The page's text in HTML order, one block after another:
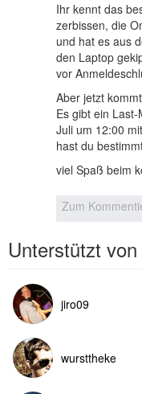
Ihr kennt das
zerbissen, die
und hat es aus
den Laptop
vor
Aber jetzt
Es gibt ein
Juli um 12:00
hast du
viel Spaß beim
Zum
Unterstützt von
jiro09
wursttheke